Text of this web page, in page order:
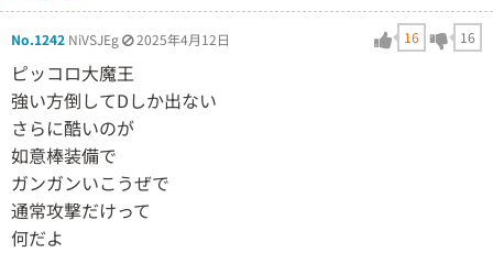
No.1242 NiVSJEg 2025年4月12日 16 16
ピッコロ大魔王
強い方倒してDしか出ない
さらに酷いのが
如意棒装備で
ガンガンいこうぜで
通常攻撃だけって
何だよ